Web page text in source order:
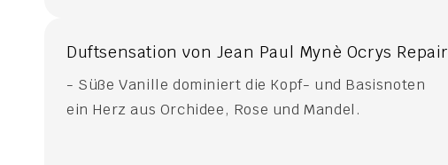
Duftsensation von Jean Paul Mynè Ocrys Repair
- Süße Vanille dominiert die Kopf- und Basisnoten
ein Herz aus Orchidee, Rose und Mandel.